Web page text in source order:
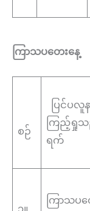
ကြာသပတေးနေ့
စဉ်
ပြင်ပလူန
ကြည့်ရှု
ရက်
ကြာသပ